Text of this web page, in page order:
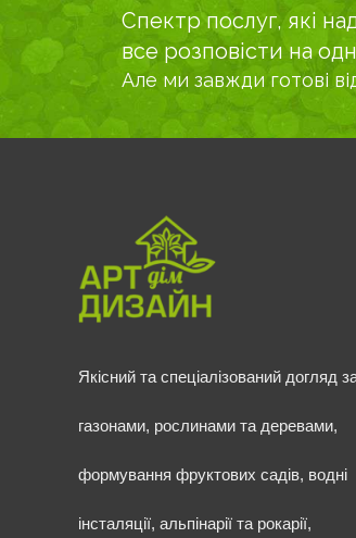
Спектр послуг, які
все розповісти на
Але ми завжди готові
Якісний та спеціалізований догляд
газонами, рослинами та деревами,
формування фруктових садів, водні
інсталяції, альпінарії та рокарії,